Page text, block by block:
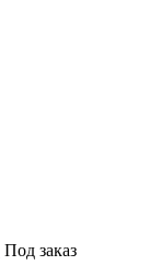
Под заказ